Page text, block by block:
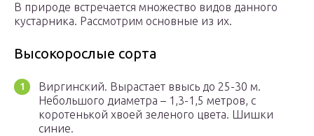
В природе встречается множество видов данного
кустарника. Рассмотрим основные из их.
Высокорослые сорта
Виргинский. Вырастает ввысь до 25-30 м.
Небольшого диаметра – 1,3-1,5 метров, с
коротенькой хвоей зеленого цвета. Шишки
синие.